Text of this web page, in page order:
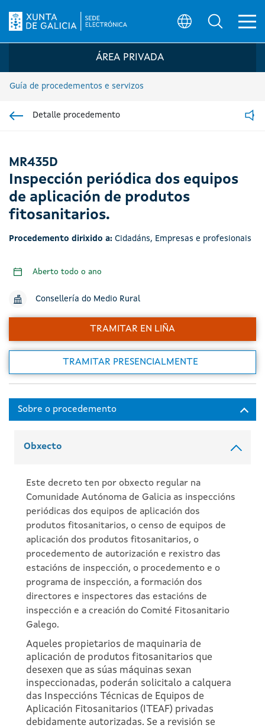
Logo da Sede electrónica da Xunta de
ÁREA PRIVADA
Guía de procedementos e servizos
Detalle procedemento
MR435D
Inspección periódica dos equipos
de aplicación de produtos
fitosanitarios.
Procedemento dirixido a: Cidadáns, Empresas e profesionais
Aberto todo o ano
Consellería do Medio Rural
TRAMITAR EN LIÑA
TRAMITAR PRESENCIALMENTE
Obxecto
Este decreto ten por obxecto regular na
Comunidade Autónoma de Galicia as inspeccións
periódicas dos equipos de aplicación dos
produtos fitosanitarios, o censo de equipos de
aplicación dos produtos fitosanitarios, o
procedemento de autorización e rexistro das
estacións de inspección, o procedemento e o
programa de inspección, a formación dos
directores e inspectores das estacións de
inspección e a creación do Comité Fitosanitario
Galego.
Aqueles propietarios de maquinaria de
aplicación de produtos fitosanitarios que
desexen que as súas máquinas sexan
inspeccionadas, poderán solicitalo a calquera
das Inspeccións Técnicas de Equipos de
Aplicación Fitosanitarios (ITEAF) privadas
debidamente autorizadas. Se a revisión se